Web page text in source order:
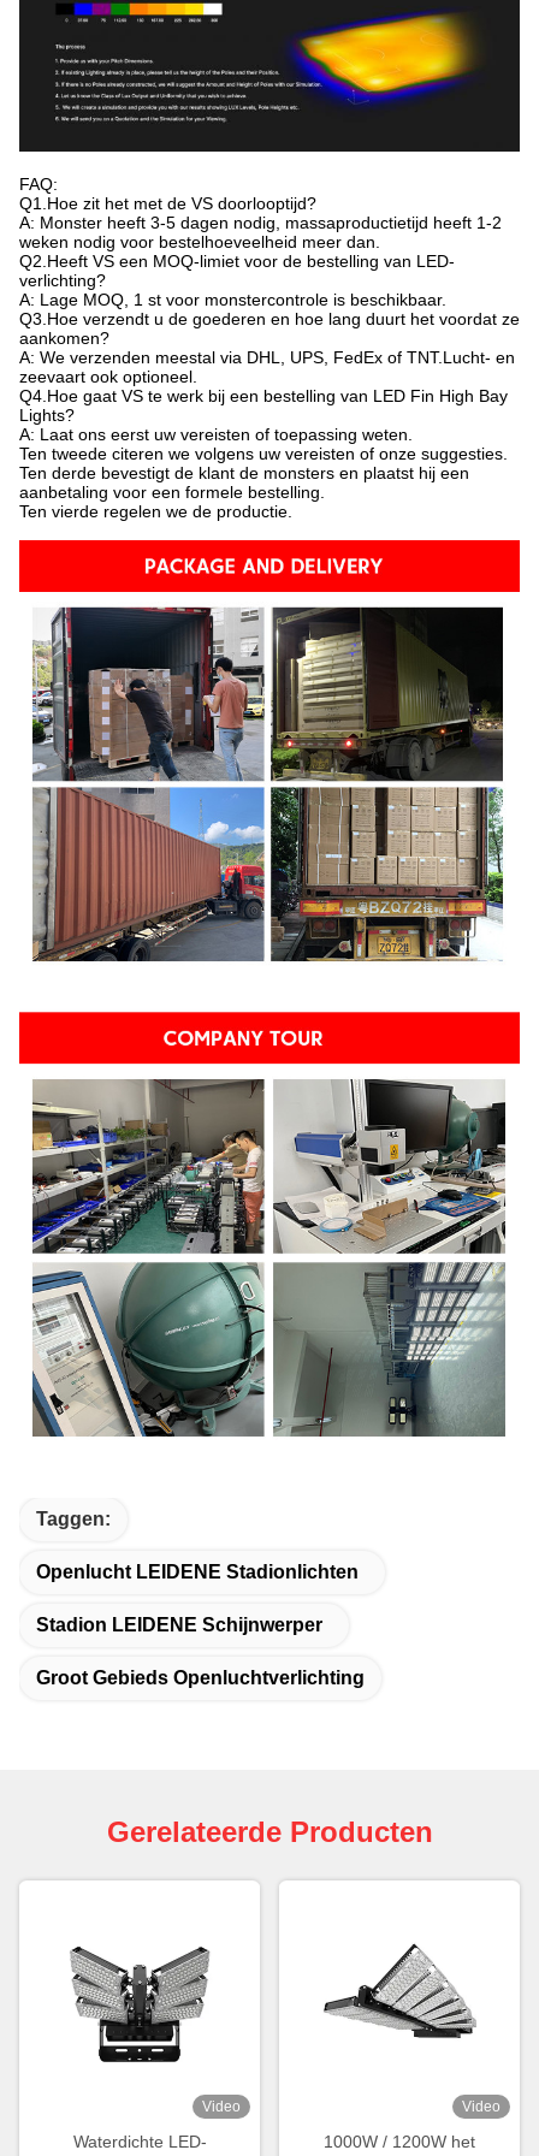
FAQ:
Q1.Hoe zit het met de VS doorlooptijd?
A: Monster heeft 3-5 dagen nodig, massaproductietijd heeft 1-2
weken nodig voor bestelhoeveelheid meer dan.
Q2.Heeft VS een MOQ-limiet voor de bestelling van LED-
verlichting?
A: Lage MOQ, 1 st voor monstercontrole is beschikbaar.
Q3.Hoe verzendt u de goederen en hoe lang duurt het voordat ze
aankomen?
A: We verzenden meestal via DHL, UPS, FedEx of TNT.Lucht- en
zeevaart ook optioneel.
Q4.Hoe gaat VS te werk bij een bestelling van LED Fin High Bay
Lights?
A: Laat ons eerst uw vereisten of toepassing weten.
Ten tweede citeren we volgens uw vereisten of onze suggesties.
Ten derde bevestigt de klant de monsters en plaatst hij een
aanbetaling voor een formele bestelling.
Ten vierde regelen we de productie.
Taggen:
Openlucht LEIDENE Stadionlichten
Stadion LEIDENE Schijnwerper
Groot Gebieds Openluchtverlichting
Gerelateerde Producten
Video
Waterdichte LED-
Video
1000W / 1200W het